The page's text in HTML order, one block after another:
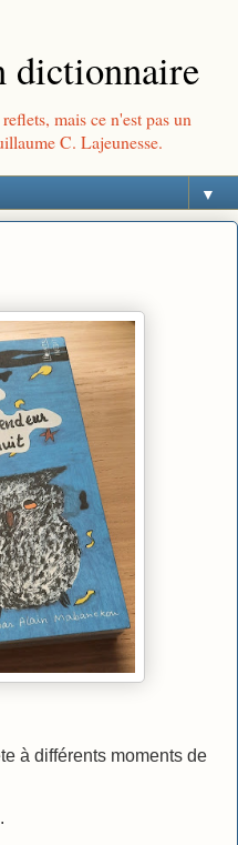
dictionnaire
mais ce n'est pas un
C. Lajeunesse.
▼
à différents moments de